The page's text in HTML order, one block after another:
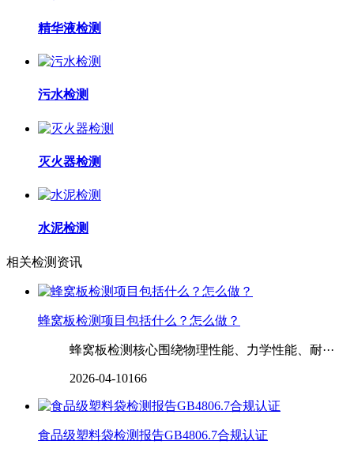
精华液检测
污水检测
灭火器检测
水泥检测
相关检测资讯
蜂窝板检测项目包括什么？怎么做？
蜂窝板检测核心围绕物理性能、力学性能、耐···
2026-04-10166
食品级塑料袋检测报告GB4806.7合规认证